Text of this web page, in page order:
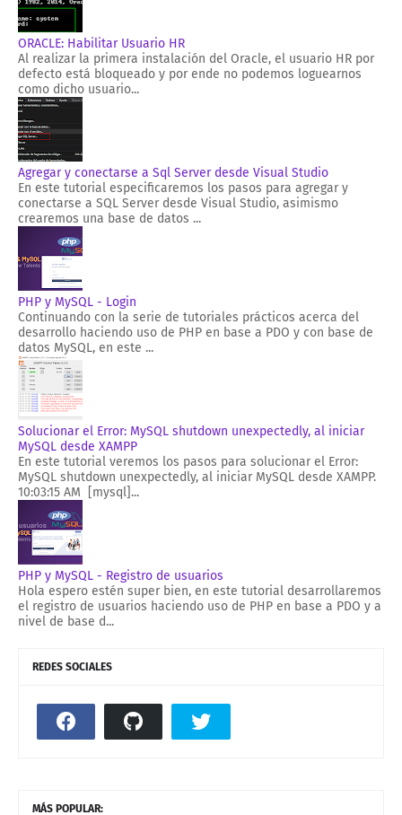
ORACLE: Habilitar Usuario HR
Al realizar la primera instalación del Oracle, el usuario HR por
defecto está bloqueado y por ende no podemos loguearnos
como dicho usuario...
Agregar y conectarse a Sql Server desde Visual Studio
En este tutorial especificaremos los pasos para agregar y
conectarse a SQL Server desde Visual Studio, asimismo
crearemos una base de datos ...
PHP y MySQL - Login
Continuando con la serie de tutoriales prácticos acerca del
desarrollo haciendo uso de PHP en base a PDO y con base de
datos MySQL, en este ...
Solucionar el Error: MySQL shutdown unexpectedly, al iniciar
MySQL desde XAMPP
En este tutorial veremos los pasos para solucionar el Error:
MySQL shutdown unexpectedly, al iniciar MySQL desde XAMPP.
10:03:15 AM [mysql]...
PHP y MySQL - Registro de usuarios
Hola espero estén super bien, en este tutorial desarrollaremos
el registro de usuarios haciendo uso de PHP en base a PDO y a
nivel de base d...
REDES SOCIALES
MÁS POPULAR: